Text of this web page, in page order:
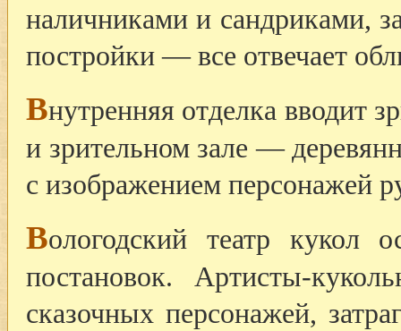
наличниками и сандриками,
постройки — все отвечает
Внутренняя отделка вводит
и зрительном зале —
с изображением персонажей
Вологодский театр кукол
постановок. Артисты-
сказочных персонажей,